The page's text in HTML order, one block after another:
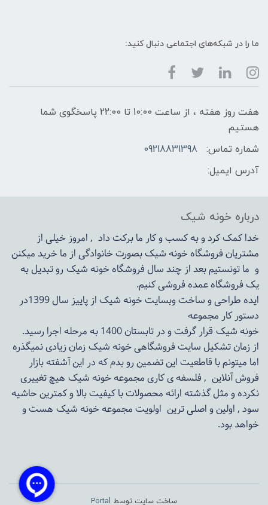
ما را در شبکه‌های اجتماعی دنبال کنید:
هفت روز هفته ، از ساعت 10:00 تا 22:00 پاسخگوی شما
هستیم
شماره تماس:
09218831398
آدرس ایمیل:
درباره خونه شیک
خدا کمک کرد و به کسب و کار ما برکت داد , امروز خیلی از
مشتریان فروشگاه خونه شیک بصورت خانوادگی از ما خرید میکنن
و ما تونستیم بعد از چند سال فروشگاهخونه شیکرو تبدیل به
یک فروشگاه عمده فروشی کنیم.
ایده طراحی و ساخت وبسایت خونه شیک از پاییز سال 1399در
دستور کار مجموعه
خونه شیک قرار گرفت و در تابستان 1400 به مرحله اجرا رسید.
از زمان تشکیل سایت فروشگاهیخونه شیکزمان زیادی نمیگذره
اما میتونم با قاطعیت این تضمین رو بدم که در این آشفته بازار
فروش آنلاین , فلسفه ی کاری مجموعهخونه شیک هیچ تغییری
نکرده و مثل گذشته ارائه محصولات با کیفیت بالا و کمترین حاشیه
سود , اولین و اصلی ترین اولویت مجموعهخونه شیک هست و
خواهد بود.
ساخت سایت توسط Portal